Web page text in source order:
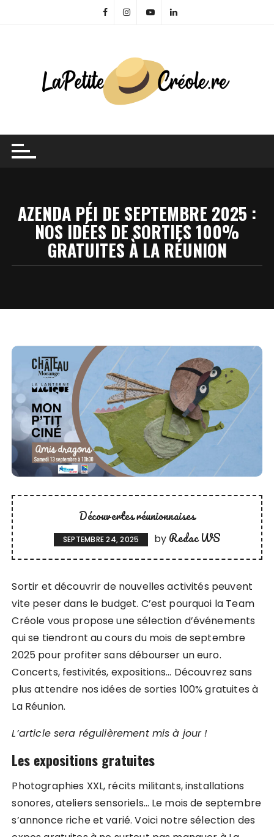
AZENDA PÉI DE SEPTEMBRE 2025 :
NOS IDÉES DE SORTIES 100%
GRATUITES À LA RÉUNION
Découvertes réunionnaises
SEPTEMBRE 24, 2025 by Redac WS
Sortir et découvrir de nouvelles activités peuvent
vite peser dans le budget. C’est pourquoi la Team
Créole vous propose une sélection d’événements
qui se tiendront au cours du mois de septembre
2025 pour profiter sans débourser un euro.
Concerts, festivités, expositions… Découvrez sans
plus attendre nos idées de sorties 100% gratuites à
La Réunion.
L’article sera régulièrement mis à jour !
Les expositions gratuites
Photographies XXL, récits militants, installations
sonores, ateliers sensoriels… Le mois de septembre
s’annonce riche et varié. Voici notre sélection des